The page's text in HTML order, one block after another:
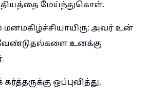
மேய்ந்துகொள்.
மனமகிழ்ச்சியாயிரு; அவர் உன்
உனக்கு
ஒப்புவித்து,